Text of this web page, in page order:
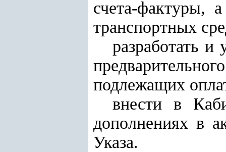
счета-фактуры,
транспортных
разработать
подлежащих
внести в
дополнениях в
Указа.